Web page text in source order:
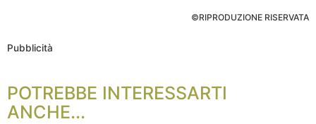
©RIPRODUZIONE RISERVATA
Pubblicità
POTREBBE INTERESSARTI
ANCHE...